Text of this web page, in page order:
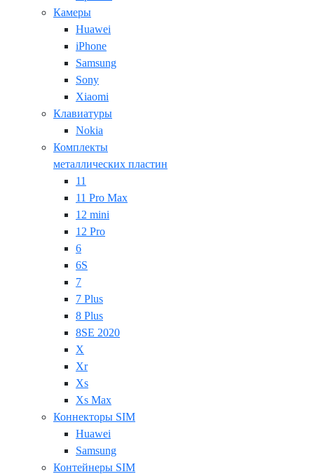
Камеры
Huawei
iPhone
Samsung
Sony
Xiaomi
Клавиатуры
Nokia
Комплекты
металлических пластин
11
11 Pro Max
12 mini
12 Pro
6
6S
7
7 Plus
8 Plus
8SE 2020
X
Xr
Xs
Xs Max
Коннекторы SIM
Huawei
Samsung
Контейнеры SIM